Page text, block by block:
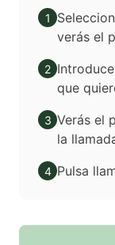
1
verás el
2
que
3 Verás el
la
4 Pulsa